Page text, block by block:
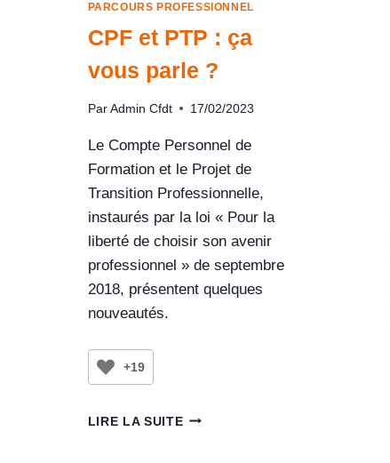
PARCOURS PROFESSIONNEL
CPF et PTP : ça
vous parle ?
Par Admin Cfdt 17/02/2023
Le Compte Personnel de
Formation et le Projet de
Transition Professionnelle,
instaurés par la loi « Pour la
liberté de choisir son avenir
professionnel » de septembre
2018, présentent quelques
nouveautés.
+19
LIRE LA SUITE